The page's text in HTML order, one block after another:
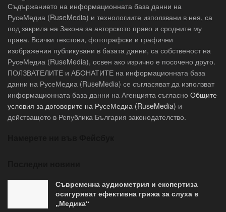
Съдържанието на информационната база данни на
РусеМедиа (RuseMedia) и технологиите използвани в нея, са
под закрила на Закона за авторското право и сродните му
права. Всички текстови, фотографски и графични
изображения публикувани в базата данни, са собственост на
РусеМедиа (RuseMedia), освен ако изрично е посочено друго.
ПОЛЗВАТЕЛИТЕ и АБОНАТИТЕ на информационната база
данни на РусеМедиа (RuseMedia) се съгласяват да използват
информационната база данни на Агенцията съгласно Общите
условия за договорите на РусеМедиа (RuseMedia) и
действащото в Република България законодателство.
Съвременна аудиометрия и експертиза
осигуряват ефективна грижа за слуха в
„Медика“